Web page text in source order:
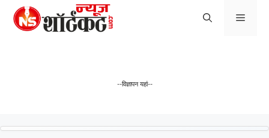
Skip
--विज्ञापन यहां--